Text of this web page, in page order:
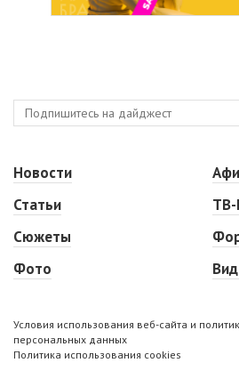
Новости
Статьи
Сюжеты
Фото
Условия использования веб-сайта и
персональных данных
Политика использования cookies